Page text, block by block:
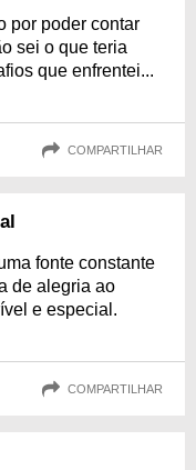
por poder contar
sei o que teria
que enfrentei...
COMPARTILHAR
fonte constante
de alegria ao
e especial.
COMPARTILHAR